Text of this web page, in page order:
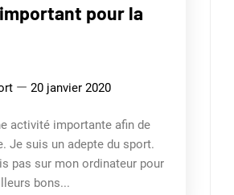
pour la
20 janvier 2020
activité importante afin de
Je suis un adepte du sport.
pas sur mon ordinateur pour
bons...